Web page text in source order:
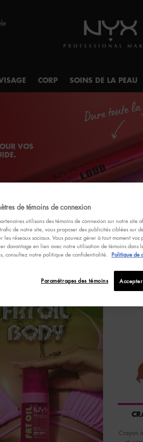
CORP SOINS DE LA PEAU
VOS
Crayon
de témoins de connexion
utilisons des témoins de connexion sur notre site
de notre site, vous proposer des publicités ciblées sur
les réseaux sociaux. Vous pouvez gérer à tout moment
davantage en lien avec notre utilisation de témoins dans
consultez notre politique de confidentialité. Politique de
Paramétrages des témoins